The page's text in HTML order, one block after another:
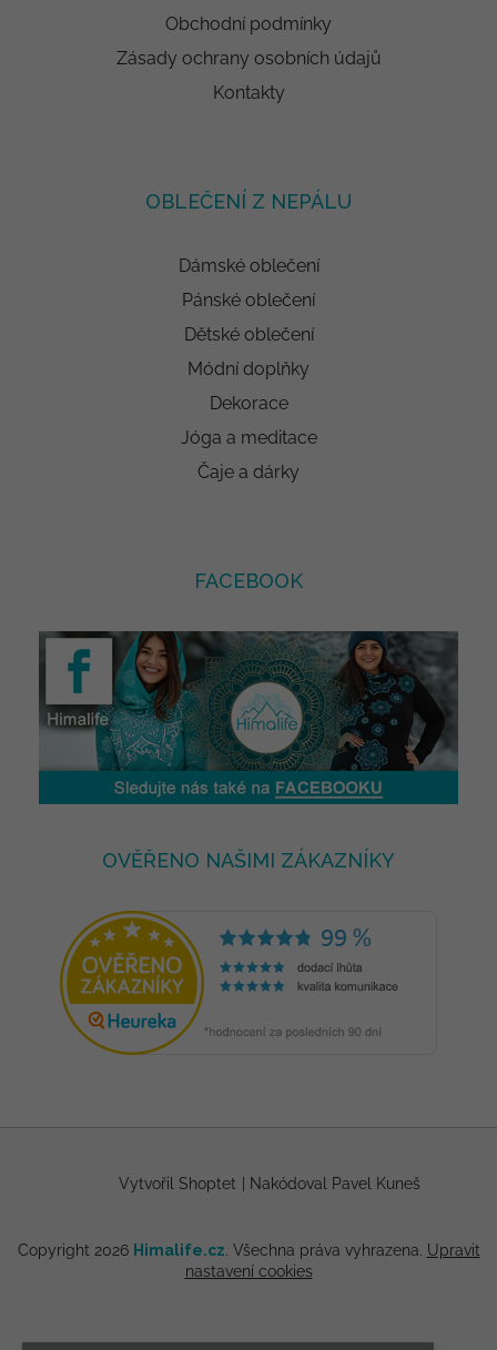
Obchodní podmínky
Zásady ochrany osobních údajů
Kontakty
OBLEČENÍ Z NEPÁLU
Dámské oblečení
Pánské oblečení
Dětské oblečení
Módní doplňky
Dekorace
Jóga a meditace
Čaje a dárky
FACEBOOK
OVĚŘENO NAŠIMI ZÁKAZNÍKY
Vytvořil Shoptet Nakódoval Pavel Kuneš
Copyright 2026 Himalife.cz. Všechna práva vyhrazena. Upravit
nastavení cookies